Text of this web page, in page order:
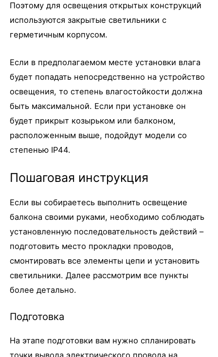
Поэтому для освещения открытых конструкций
используются закрытые светильники с
герметичным корпусом.
Если в предполагаемом месте установки влага
будет попадать непосредственно на устройство
освещения, то степень влагостойкости должна
быть максимальной. Если при установке он
будет прикрыт козырьком или балконом,
расположенным выше, подойдут модели со
степенью IP44.
Пошаговая инструкция
Если вы собираетесь выполнить освещение
балкона своими руками, необходимо соблюдать
установленную последовательность действий –
подготовить место прокладки проводов,
смонтировать все элементы цепи и установить
светильники. Далее рассмотрим все пункты
более детально.
Подготовка
На этапе подготовки вам нужно спланировать